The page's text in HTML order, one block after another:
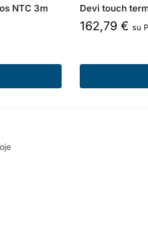
NTC 3m Devi touch
162,79 € su